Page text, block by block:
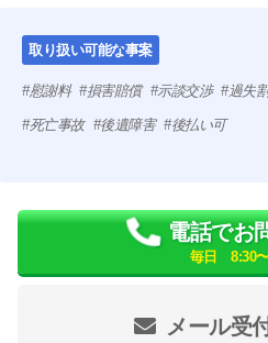
取り扱い可能な事案
慰謝料 損害賠償 示談交渉 過失
死亡事故 後遺障害 後払い可
メール受
電話でお
毎日 8:30